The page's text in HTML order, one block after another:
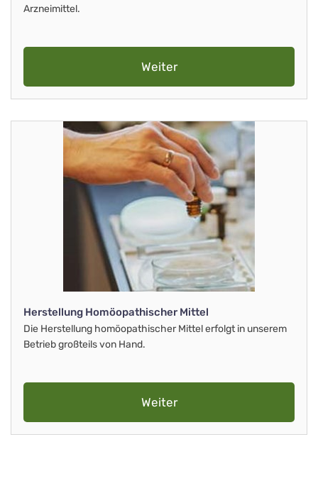
Arzneimittel.
Weiter
Herstellung Homöopathischer Mittel
Die Herstellung homöopathischer Mittel erfolgt in unserem
Betrieb großteils von Hand.
Weiter